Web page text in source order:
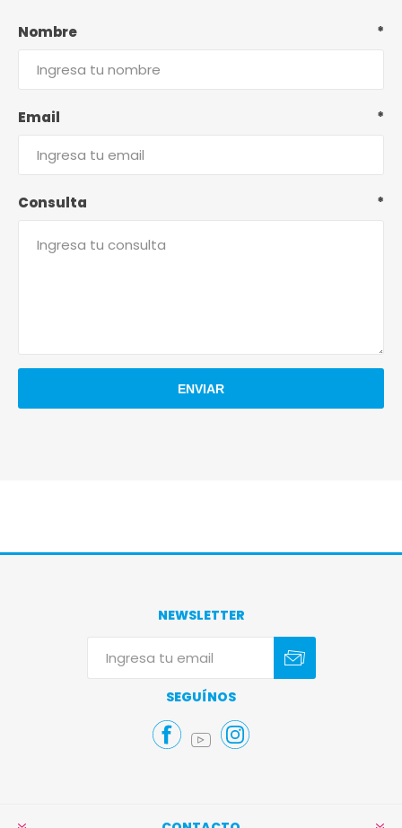
Nombre *
Email *
Consulta *
NEWSLETTER
SEGUÍNOS